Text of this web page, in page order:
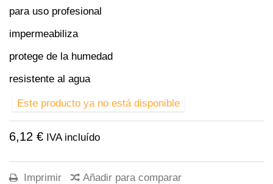
para uso profesional
impermeabiliza
protege de la humedad
resistente al agua
Este producto ya no está disponible
6,12 € IVA incluído
Imprimir Añadir para comparar